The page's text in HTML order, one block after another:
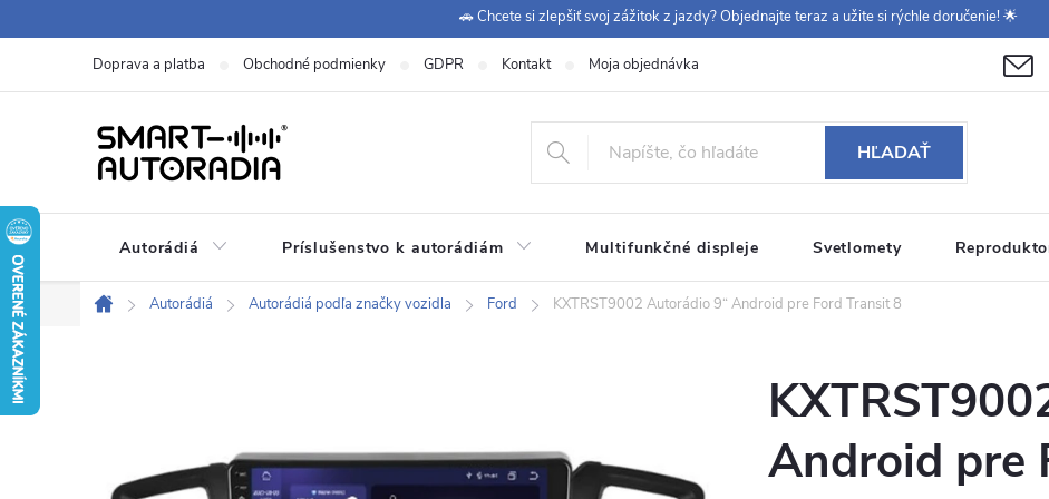
na
🚗 Chcete si zlepšiť svoj zážitok z jazdy? Objednajte teraz a užite si rýchle doručenie! 🌟
+420 771
Doprava a platba Obchodné podmienky GDPR Kontakt Moja objednávka
HĽADAŤ
Autorádiá Príslušenstvo k autorádiám Multifunkčné displeje Svetlomety
Zákaznícka podpora: +420 771 149 411 (Po-Pá 9:00-12:00, 12:30-14:00) info@chytraautoradia.cz
Domov
Autorádiá Autorádiá podľa značky vozidla Ford KXTRST9002 Autorádio 9“ Android pre Ford Transit 8
Android pre